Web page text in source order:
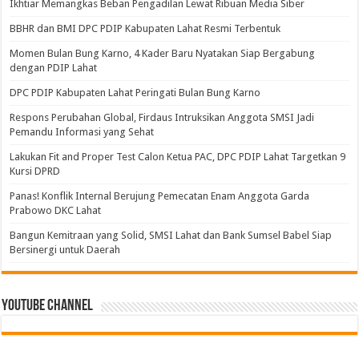
Ikhtiar Memangkas Beban Pengadilan Lewat Ribuan Media Siber
BBHR dan BMI DPC PDIP Kabupaten Lahat Resmi Terbentuk
Momen Bulan Bung Karno, 4 Kader Baru Nyatakan Siap Bergabung
dengan PDIP Lahat
DPC PDIP Kabupaten Lahat Peringati Bulan Bung Karno
Respons Perubahan Global, Firdaus Intruksikan Anggota SMSI Jadi
Pemandu Informasi yang Sehat
Lakukan Fit and Proper Test Calon Ketua PAC, DPC PDIP Lahat Targetkan 9
Kursi DPRD
Panas! Konflik Internal Berujung Pemecatan Enam Anggota Garda
Prabowo DKC Lahat
Bangun Kemitraan yang Solid, SMSI Lahat dan Bank Sumsel Babel Siap
Bersinergi untuk Daerah
Youtube Channel